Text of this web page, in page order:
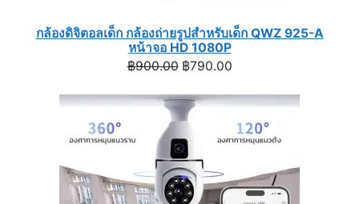
กล้องดิจิตอลเด็ก กล้องถ่ายรูปสำหรับเด็ก QWZ 925-A
หน้าจอ HD 1080P
฿900.00 Original
was:
฿900.00.
฿790.00Current
is:
฿790.00.